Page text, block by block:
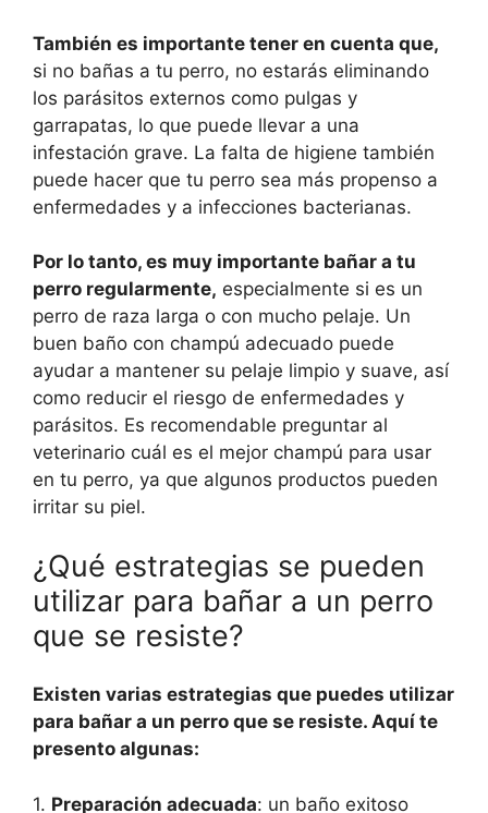
También es importante tener en cuenta que,
si no bañas a tu perro, no estarás eliminando
los parásitos externos como pulgas y
garrapatas, lo que puede llevar a una
infestación grave. La falta de higiene también
puede hacer que tu perro sea más propenso a
enfermedades y a infecciones bacterianas.
Por lo tanto, es muy importante bañar a tu
perro regularmente, especialmente si es un
perro de raza larga o con mucho pelaje. Un
buen baño con champú adecuado puede
ayudar a mantener su pelaje limpio y suave, así
como reducir el riesgo de enfermedades y
parásitos. Es recomendable preguntar al
veterinario cuál es el mejor champú para usar
en tu perro, ya que algunos productos pueden
irritar su piel.
¿Qué estrategias se pueden
utilizar para bañar a un perro
que se resiste?
Existen varias estrategias que puedes utilizar
para bañar a un perro que se resiste. Aquí te
presento algunas:
1. Preparación adecuada: un baño exitoso